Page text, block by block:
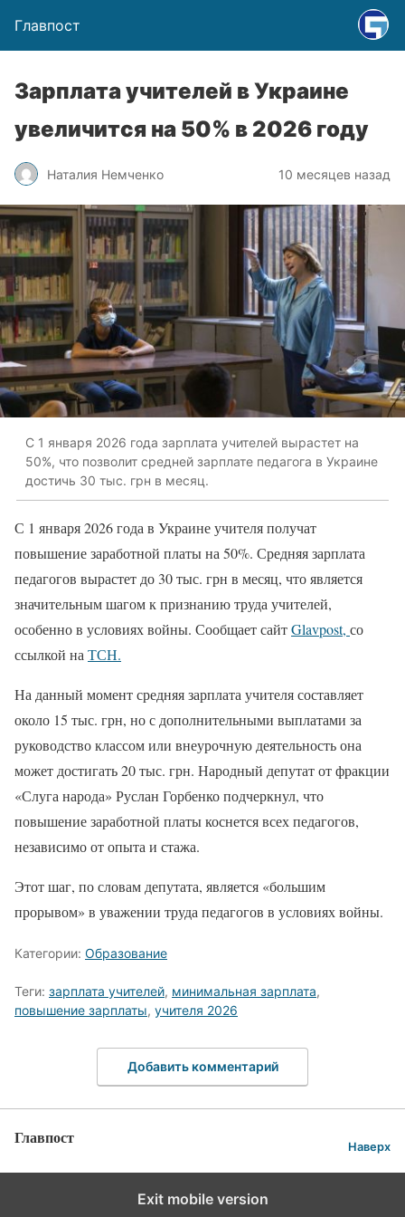
Главпост
Зарплата учителей в Украине
увеличится на 50% в 2026 году
Наталия Немченко 10 месяцев назад
С 1 января 2026 года зарплата учителей вырастет на
50%, что позволит средней зарплате педагога в Украине
достичь 30 тыс. грн в месяц.
С 1 января 2026 года в Украине учителя получат
повышение заработной платы на 50%. Средняя зарплата
педагогов вырастет до 30 тыс. грн в месяц, что является
значительным шагом к признанию труда учителей,
особенно в условиях войны. Сообщает сайтGlavpost, со
ссылкой на ТСН.
На данный момент средняя зарплата учителя составляет
около 15 тыс. грн, но с дополнительными выплатами за
руководство классом или внеурочную деятельность она
может достигать 20 тыс. грн. Народный депутат от фракции
«Слуга народа» Руслан Горбенко подчеркнул, что
повышение заработной платы коснется всех педагогов,
независимо от опыта и стажа.
Этот шаг, по словам депутата, является «большим
прорывом» в уважении труда педагогов в условиях войны.
Категории: Образование
Теги: зарплата учителей, минимальная зарплата,
повышение зарплаты, учителя 2026
Добавить комментарий
Главпост Наверх
Exit mobile version